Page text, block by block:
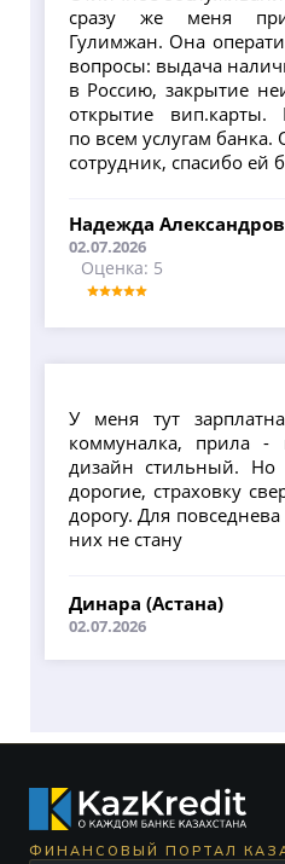
сразу же меня
Гулимжан. Она
вопросы: выдача
в Россию, закрытие
открытие вип.карты.
по всем услугам
сотрудник, спасибо ей
Надежда
02.07.2026
Оценка: 5
У меня тут
коммуналка, прила -
дизайн стильный.
дорогие, страховку
дорогу. Для
них не стану
Динара (Астана)
02.07.2026
ФИНАНСОВЫЙ ПОРТАЛ